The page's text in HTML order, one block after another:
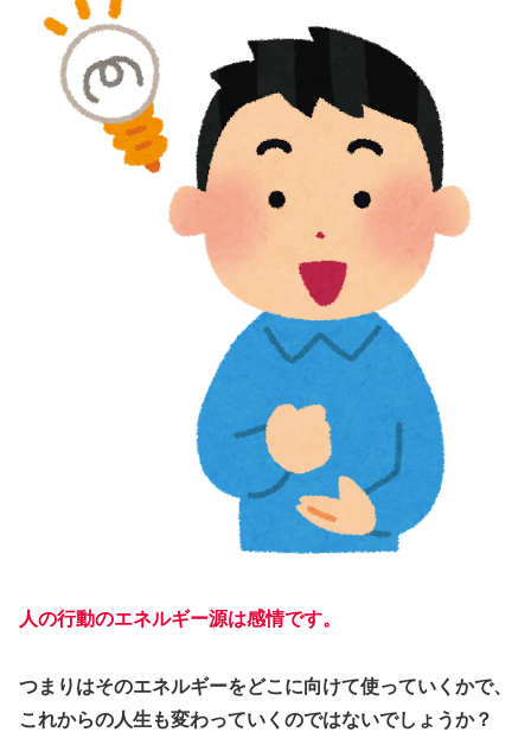
人の行動のエネルギー源は感情です。
つまりはそのエネルギーをどこに向けて使っていくかで、
これからの人生も変わっていくのではないでしょうか？